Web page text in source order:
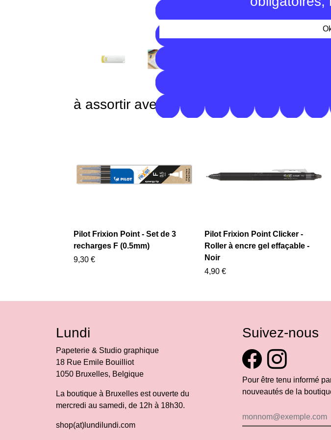
à assortir avec
Pilot Frixion Point - Set de 3
recharges F (0.5mm)
9,30 €
Pilot Frixion Point Clicker -
Roller à encre gel effaçable -
Noir
4,90 €
Suivez-nous
Pour être tenu informé
nouveautés de la
Lundi
Papeterie & Studio graphique
18 Rue Emile Bouilliot
1050 Bruxelles, Belgique
La boutique à Bruxelles est ouverte du
mercredi au samedi, de 12h à 18h30.
shop(at)lundilundi.com